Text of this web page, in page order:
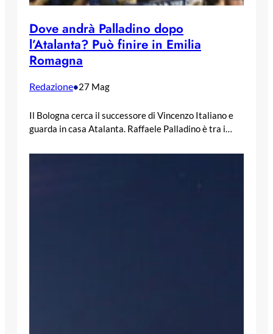
Dove andrà Palladino dopo
l’Atalanta? Può finire in Emilia
Romagna
Redazione•27 Mag
Il Bologna cerca il successore di Vincenzo Italiano e
guarda in casa Atalanta. Raffaele Palladino è tra i…